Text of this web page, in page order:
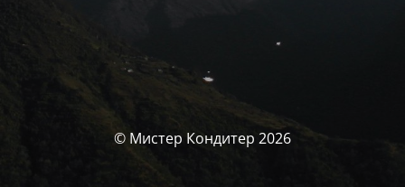
© Мистер Кондитер 2026